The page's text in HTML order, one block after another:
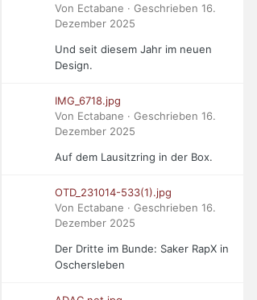
Von Ectabane · Geschrieben 16.
Dezember 2025
Und seit diesem Jahr im neuen
Design.
IMG_6718.jpg
Von Ectabane · Geschrieben 16.
Dezember 2025
Auf dem Lausitzring in der Box.
OTD_231014-533(1).jpg
Von Ectabane · Geschrieben 16.
Dezember 2025
Der Dritte im Bunde: Saker RapX in
Oschersleben